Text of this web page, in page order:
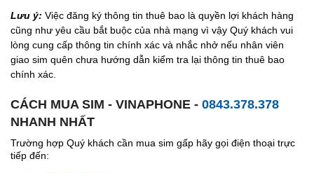
Lưu ý: Việc đăng ký thông tin thuê bao là quyền lợi khách hàng
cũng như yêu cầu bắt buộc của nhà mạng vì vậy Quý khách vui
lòng cung cấp thông tin chính xác và nhắc nhở nếu nhân viên
giao sim quên chưa hướng dẫn kiểm tra lại thông tin thuê bao
chính xác.
CÁCH MUA SIM - VINAPHONE - 0843.378.378
NHANH NHẤT
Trường hợp Quý khách cần mua sim gấp hãy gọi điện thoại trực
tiếp đến: